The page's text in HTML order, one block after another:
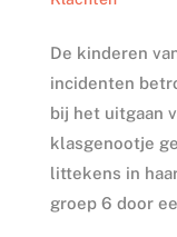
De kinderen
incidenten
bij het uitgaan
klasgenootje
littekens in
groep 6 door